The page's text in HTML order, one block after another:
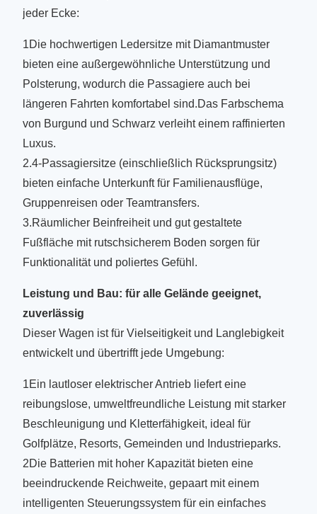
jeder Ecke:
1Die hochwertigen Ledersitze mit Diamantmuster
bieten eine außergewöhnliche Unterstützung und
Polsterung, wodurch die Passagiere auch bei
längeren Fahrten komfortabel sind.Das Farbschema
von Burgund und Schwarz verleiht einem raffinierten
Luxus.
2.4-Passagiersitze (einschließlich Rücksprungsitz)
bieten einfache Unterkunft für Familienausflüge,
Gruppenreisen oder Teamtransfers.
3.Räumlicher Beinfreiheit und gut gestaltete
Fußfläche mit rutschsicherem Boden sorgen für
Funktionalität und poliertes Gefühl.
Leistung und Bau: für alle Gelände geeignet,
zuverlässig
Dieser Wagen ist für Vielseitigkeit und Langlebigkeit
entwickelt und übertrifft jede Umgebung:
1Ein lautloser elektrischer Antrieb liefert eine
reibungslose, umweltfreundliche Leistung mit starker
Beschleunigung und Kletterfähigkeit, ideal für
Golfplätze, Resorts, Gemeinden und Industrieparks.
2Die Batterien mit hoher Kapazität bieten eine
beeindruckende Reichweite, gepaart mit einem
intelligenten Steuerungssystem für ein einfaches